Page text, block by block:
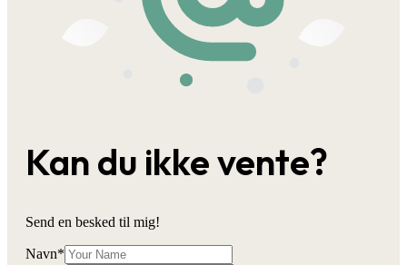
Kan du ikke vente?
Send en besked til mig!
Navn*